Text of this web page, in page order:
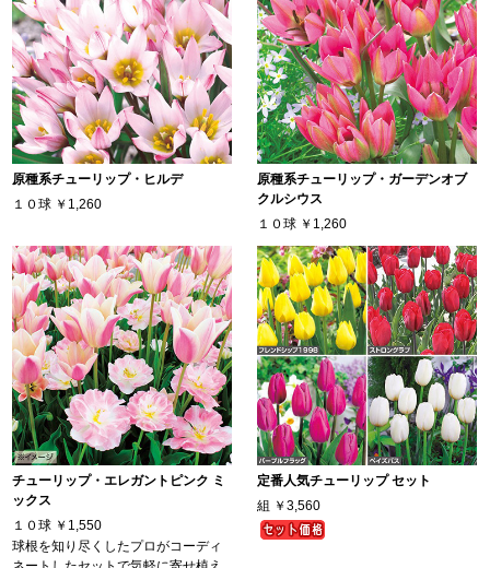
原種系チューリップ・ヒルデ
１０球 ￥1,260
原種系チューリップ・ガーデンオブ
クルシウス
１０球 ￥1,260
チューリップ・エレガントピンク ミ
ックス
１０球 ￥1,550
球根を知り尽くしたプロがコーディ
定番人気チューリップ セット
組 ￥3,560